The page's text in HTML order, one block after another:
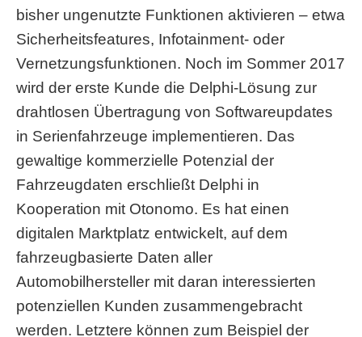
bisher ungenutzte Funktionen aktivieren – etwa
Sicherheitsfeatures, Infotainment- oder
Vernetzungsfunktionen. Noch im Sommer 2017
wird der erste Kunde die Delphi-Lösung zur
drahtlosen Übertragung von Softwareupdates
in Serienfahrzeuge implementieren. Das
gewaltige kommerzielle Potenzial der
Fahrzeugdaten erschließt Delphi in
Kooperation mit Otonomo. Es hat einen
digitalen Marktplatz entwickelt, auf dem
fahrzeugbasierte Daten aller
Automobilhersteller mit daran interessierten
potenziellen Kunden zusammengebracht
werden. Letztere können zum Beispiel der